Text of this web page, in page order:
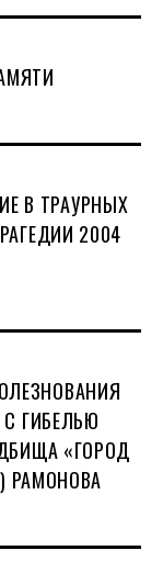
В ТРАУРНЫХ
2004
ГИБЕЛЬЮ
«ГОРОД
РАМОНОВА